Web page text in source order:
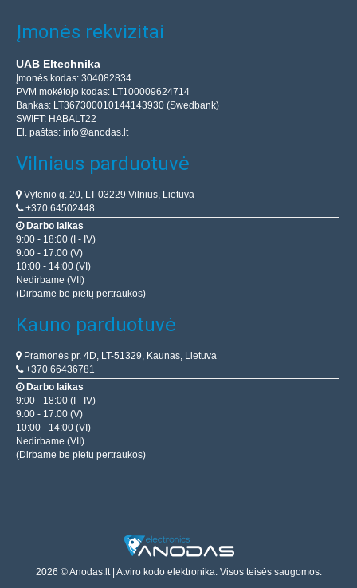
Įmonės rekvizitai
UAB Eltechnika
Įmonės kodas: 304082834
PVM mokėtojo kodas: LT100009624714
Bankas: LT367300010144143930 (Swedbank)
SWIFT: HABALT22
El. paštas: info@anodas.lt
Vilniaus parduotuvė
Vytenio g. 20, LT-03229 Vilnius, Lietuva
+370 64502448
Darbo laikas
9:00 - 18:00 (I - IV)
9:00 - 17:00 (V)
10:00 - 14:00 (VI)
Nedirbame (VII)
(Dirbame be pietų pertraukos)
Kauno parduotuvė
Pramonės pr. 4D, LT-51329, Kaunas, Lietuva
+370 66436781
Darbo laikas
9:00 - 18:00 (I - IV)
9:00 - 17:00 (V)
10:00 - 14:00 (VI)
Nedirbame (VII)
(Dirbame be pietų pertraukos)
2026 © Anodas.lt | Atviro kodo elektronika. Visos teisės saugomos.